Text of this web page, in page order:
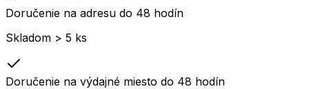
Doručenie na adresu do 48 hodín
Skladom > 5 ks
Doručenie na výdajné miesto do 48 hodín